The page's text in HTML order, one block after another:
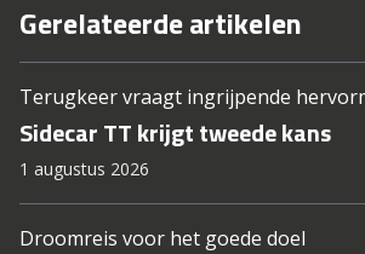
Gerelateerde artikelen
Terugkeer vraagt ingrijpende
Sidecar TT krijgt tweede kans
1 augustus 2026
Droomreis voor het goede doel